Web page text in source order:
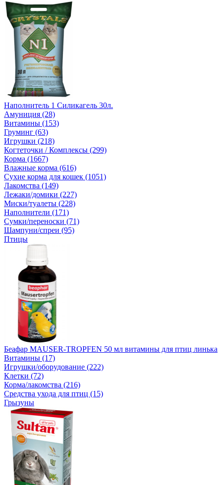
Наполнитель 1 Силикагель 30л.
Амуниция (28)
Витамины (153)
Груминг (63)
Игрушки (218)
Когтеточки / Комплексы (299)
Корма (1667)
Влажные корма (616)
Сухие корма для кошек (1051)
Лакомства (149)
Лежаки/домики (227)
Миски/туалеты (228)
Наполнители (171)
Сумки/переноски (71)
Шампуни/спреи (95)
Птицы
Беафар MAUSER-TROPFEN 50 мл витамины для птиц линька
Витамины (17)
Игрушки/оборудование (222)
Клетки (72)
Корма/лакомства (216)
Средства ухода для птиц (15)
Грызуны